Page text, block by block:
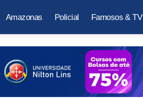
Amazonas Policial Famosos & TV